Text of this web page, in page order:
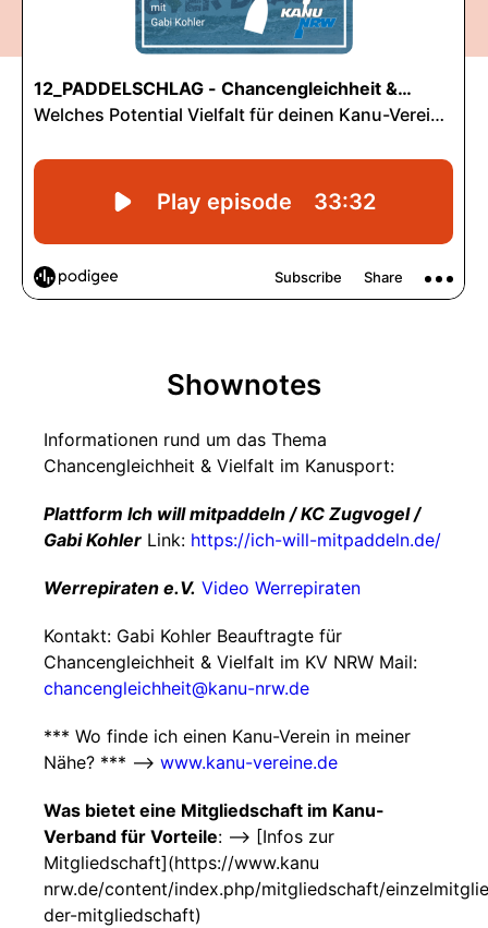
Shownotes
Informationen rund um das Thema
Chancengleichheit & Vielfalt im Kanusport:
Plattform Ich will mitpaddeln / KC Zugvogel /
Gabi Kohler Link: https://ich-will-mitpaddeln.de/
Werrepiraten e.V. Video Werrepiraten
Kontakt: Gabi Kohler Beauftragte für
Chancengleichheit & Vielfalt im KV NRW Mail:
chancengleichheit@kanu-nrw.de
*** Wo finde ich einen Kanu-Verein in meiner
Nähe? *** --> www.kanu-vereine.de
Was bietet eine Mitgliedschaft im Kanu-
Verband für Vorteile: --> [Infos zur
Mitgliedschaft](https://www.kanu
nrw.de/content/index.php/mitgliedschaft/
der-mitgliedschaft)